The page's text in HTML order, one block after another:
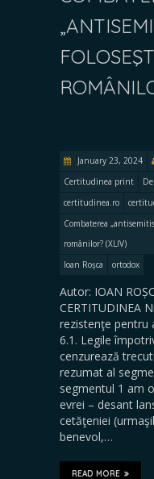
January 23, 2024
Certitudinea print
certitudinea.ro
Combaterea
românilor? (XLIV)
Ioan Roșca
ortodox
Autor: IOAN
CERTITUDINEA
rezistenţe pentru
6.1. Legile
cenzurează
rezumat al
segmentul 1 am
evrei – desant
cetăţeniei
benevol,…
READ MORE